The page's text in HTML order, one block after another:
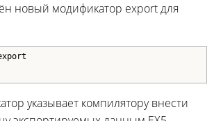
новый модификатор export для
указывает компилятору внести